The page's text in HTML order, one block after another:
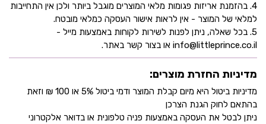
4. בהזמנת אריזות פגומות מלאי המוצרים מוגבל ביותר ולכן אין התחייבות
למלאי של המוצר - אין לראות אישור העסקה כמלאי מובטח.
5. בכל שאלה, ניתן לפנות לשירות לקוחות באמצעות מייל -
info@littleprince.co.il או בצור קשר באתר.
מדיניות החזרת מוצרים:
מדיניות ביטול היא מיום קבלת המוצר ודמי ביטול 5% או 100 ₪ וזאת
בהתאם לחוק הגנת הצרכן
ניתן לבטל את העסקה באמצעות פניה טלפונית או בדואר אלקטרוני